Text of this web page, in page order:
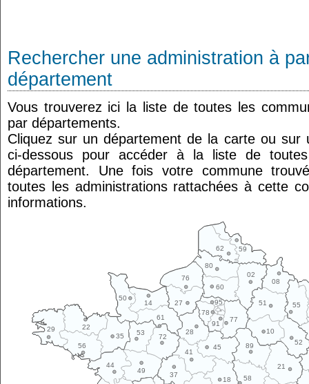
Rechercher une administration à
département
Vous trouverez ici la liste de toutes les
par départements.
Cliquez sur un département de la carte ou sur
ci-dessous pour accéder à la liste de
département. Une fois votre commune
toutes les administrations rattachées à cette
informations.
10
14
18
21
22
27
28
29
35
37
41
44
45
49
50
51
52
53
55
56
58
59
60
61
62
02
08
72
76
77
78
80
89
91
95